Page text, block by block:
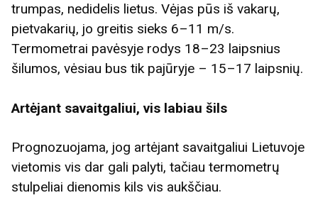
trumpas, nedidelis lietus. Vėjas pūs iš vakarų,
pietvakarių, jo greitis sieks 6–11 m/s.
Termometrai pavėsyje rodys 18–23 laipsnius
šilumos, vėsiau bus tik pajūryje – 15–17 laipsnių.
Artėjant savaitgaliui, vis labiau šils
Prognozuojama, jog artėjant savaitgaliui Lietuvoje
vietomis vis dar gali palyti, tačiau termometrų
stulpeliai dienomis kils vis aukščiau.